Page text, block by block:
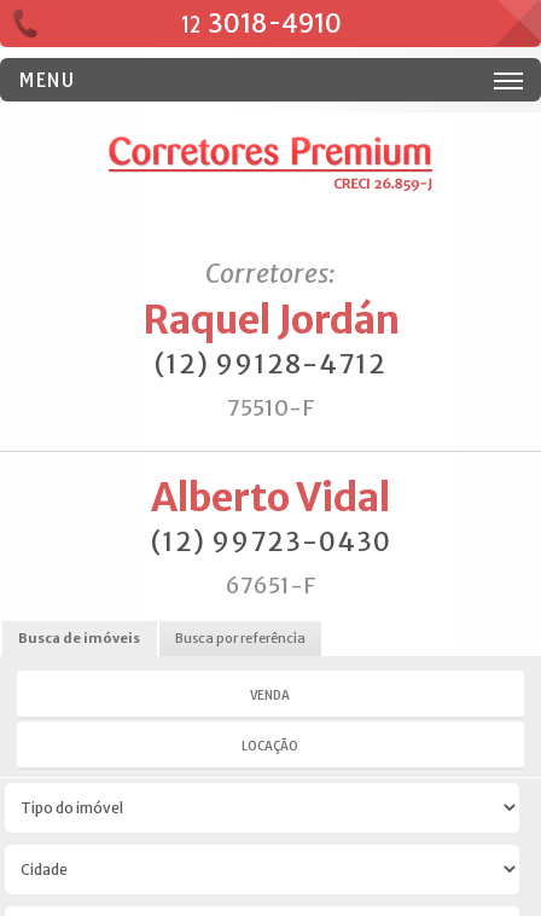
12 3018-4910
MENU
Corretores:
Raquel Jordán
(12) 99128-4712
75510-F
Alberto Vidal
(12) 99723-0430
67651-F
Busca de imóveis Busca por referência
VENDA
LOCAÇÃO